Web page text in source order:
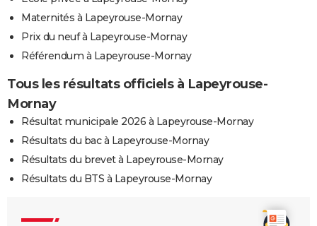
Maternités à Lapeyrouse-Mornay
Prix du neuf à Lapeyrouse-Mornay
Référendum à Lapeyrouse-Mornay
Tous les résultats officiels à Lapeyrouse-
Mornay
Résultat municipale 2026 à Lapeyrouse-Mornay
Résultats du bac à Lapeyrouse-Mornay
Résultats du brevet à Lapeyrouse-Mornay
Résultats du BTS à Lapeyrouse-Mornay